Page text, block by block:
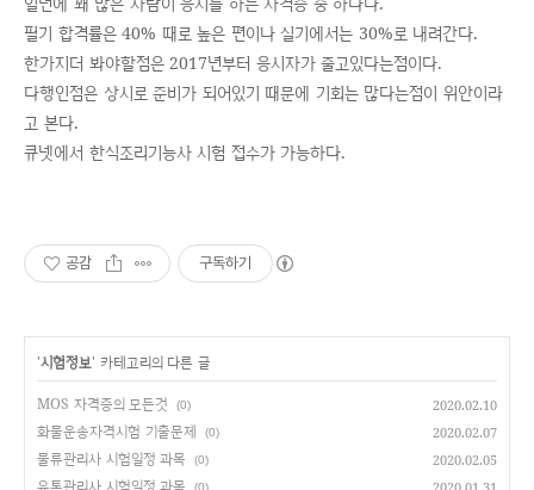
필기 합격률은 40% 때로 높은 편이나 실기에서는 30%로 내려간다.
한가지더 봐야할점은 2017년부터 응시자가 줄고있다는점이다.
다행인점은 상시로 준비가 되어있기 때문에 기회는 많다는점이 위안이라
고 본다.
큐넷에서 한식조리기능사 시험 접수가 가능하다.
공감 구독하기
'시험정보' 카테고리의 다른 글
MOS 자격증의 모든것 (0) 2020.02.10
화물운송자격시험 기출문제 (0) 2020.02.07
물류관리사 시험일정 과목 (0) 2020.02.05
유통관리사 시험일정 과목 (0)